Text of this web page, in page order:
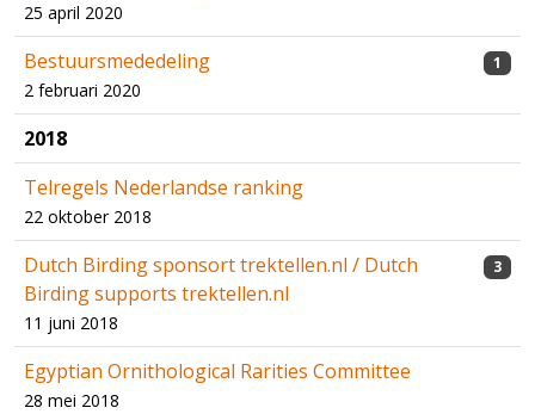
25 april 2020
Bestuursmededeling
2 februari 2020
1
2018
Telregels Nederlandse ranking
22 oktober 2018
Dutch Birding sponsort trektellen.nl / Dutch
Birding supports trektellen.nl
11 juni 2018
3
Egyptian Ornithological Rarities Committee
28 mei 2018